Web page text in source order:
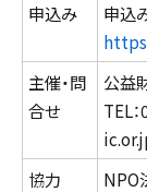
申込み
申込
主催・問
合せ
公益
TEL
協力
NPO